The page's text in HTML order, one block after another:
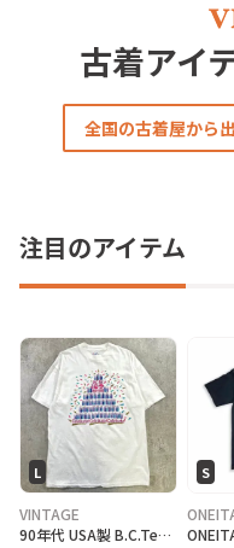
古着アイ
全国の古着屋から
注目のアイテム
L
VINTAGE
90年代 USA製 B.C.Tee celebrate アートプリントTシャツ メンズL相当 古着 90s VINTAGE ヴィンテージ カナダ BC州 100周年記念 シングルステッチ 白色
S